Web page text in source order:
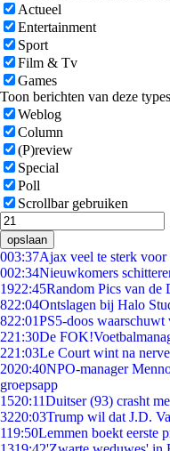
Actueel
Entertainment
Sport
Film & Tv
Games
Toon berichten van deze types
Weblog
Column
(P)review
Special
Poll
Scrollbar gebruiken
opslaan
003:37Ajax veel te sterk voor
002:34Nieuwkomers
1922:45Random Pics van de
822:04Ontslagen bij Halo
822:01PS5-doos waarschuwt
221:30De
221:03Le Court wint na
2020:40NPO-manager
groepsapp
1520:11Duitser (93) crasht
3220:03Trump wil dat J.D.
119:50Lemmen boekt eerste